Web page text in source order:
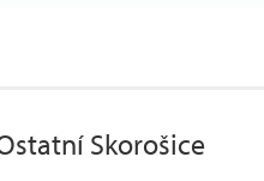
Skorošice